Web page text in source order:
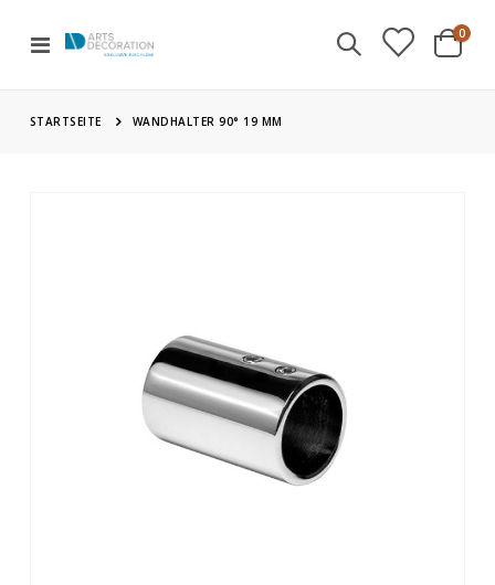
Navigation
Cart
0
STARTSEITE WANDHALTER 90° 19 MM